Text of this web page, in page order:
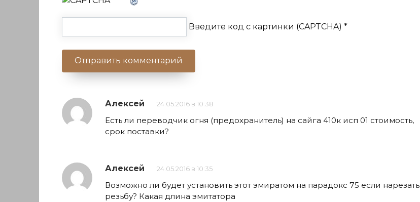
Введите код с картинки (CAPTCHA) *
Алексей 24.05.2016 в 10:38
Есть ли переводчик огня (предохранитель) на сайга 410к исп 01 стоимость,
срок поставки?
Алексей 24.05.2016 в 10:35
Возможно ли будет установить этот эмиратом на парадокс 75 если нарезать
резьбу? Какая длина эмитатора